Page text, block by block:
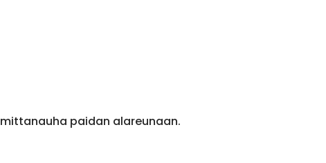
paidan alareunaan.